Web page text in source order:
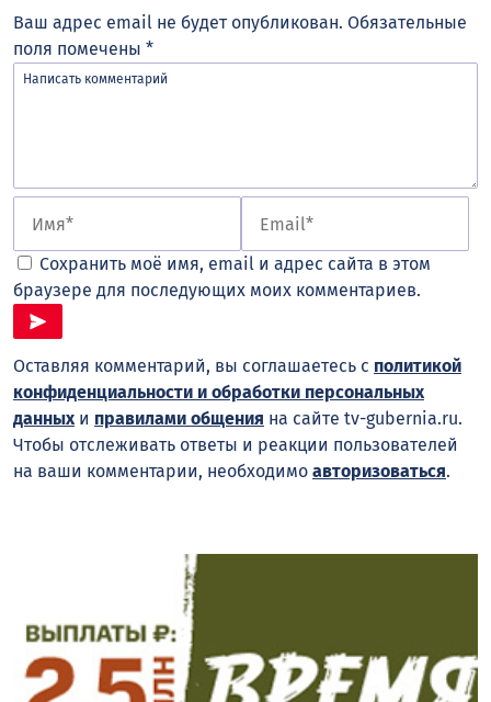
Ваш адрес email не будет опубликован. Обязательные
поля помечены *
Сохранить моё имя, email и адрес сайта в этом
браузере для последующих моих комментариев.
Оставляя комментарий, вы соглашаетесь с политикой
конфиденциальности и обработки персональных
данныхи правилами общения на сайте tv-gubernia.ru.
Чтобы отслеживать ответы и реакции пользователей
на ваши комментарии, необходимо авторизоваться.